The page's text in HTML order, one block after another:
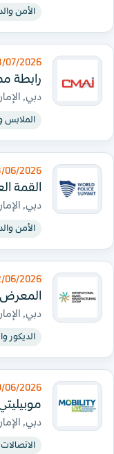
الأمن
2026 ~ 15/07/2026
رابطة
دبي,
الملابس
2026 ~ 25/06/2026
القمة
دبي,
الأمن
2026 ~ 24/06/2026
المعرض
دبي,
الديكور
2026 ~ 10/06/2026
دبي,